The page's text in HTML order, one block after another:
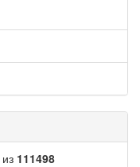
из 111498